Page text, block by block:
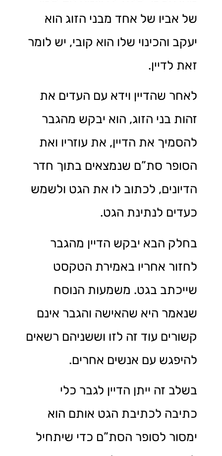
של אביו של אחד מבני הזוג הוא
יעקב והכינוי שלו הוא קובי, יש לומר
זאת לדיין.
לאחר שהדיין וידא עם העדים את
זהות בני הזוג, הוא יבקש מהגבר
להסמיך את הדיין, את עוזריו ואת
הסופר סת”ם שנמצאים בתוך חדר
הדיונים, לכתוב לו את הגט ולשמש
כעדים לנתינת הגט.
בחלק הבא יבקש הדיין מהגבר
לחזור אחריו באמירת הטקסט
שייכתב בגט. משמעות הנוסח
שנאמר היא שהאישה והגבר אינם
קשורים עוד זה לזו וששניהם רשאים
להיפגש עם אנשים אחרים.
בשלב זה ייתן הדיין לגבר כלי
כתיבה לכתיבת הגט אותם הוא
ימסור לסופר הסת”ם כדי שיתחיל